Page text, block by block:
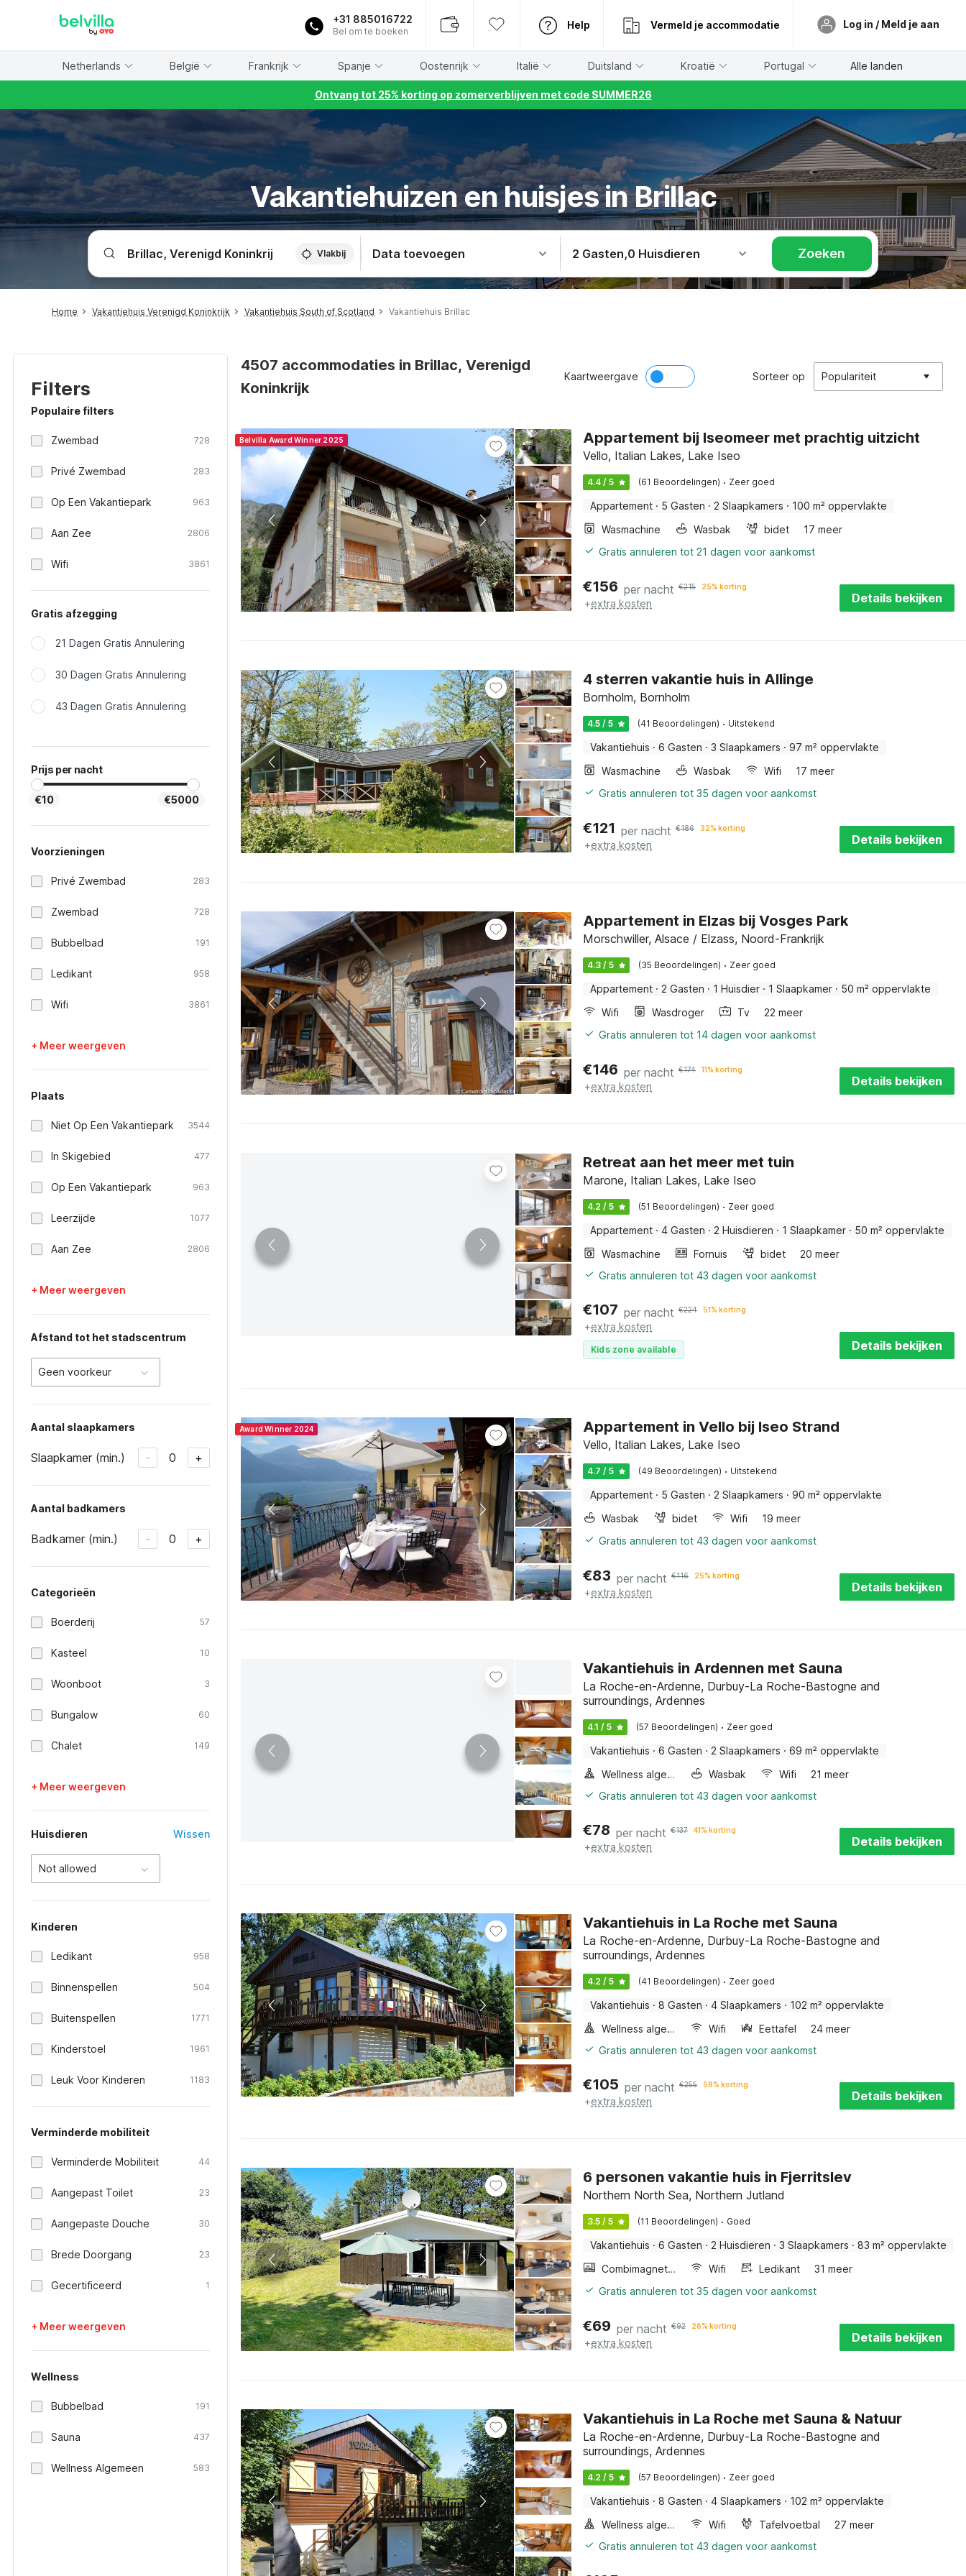
+31 885016722
Bel om te boeken
Help Vermeld je accommodatie Log in / Meld je aan
Netherlands België Frankrijk Spanje Oostenrijk Italië Duitsland Kroatië Portugal Alle landen
Ontvang tot 25% korting op zomerverblijven met code SUMMER26
Vakantiehuizen en huisjes in Brillac
Vlakbij Data toevoegen 2 Gasten,0 Huisdieren Zoeken
Home Vakantiehuis Verenigd Koninkrijk Vakantiehuis South of Scotland Vakantiehuis Brillac
Filters
Populaire filters
Zwembad 728
Privé Zwembad 283
Op Een Vakantiepark 963
Aan Zee 2806
Wifi 3861
Gratis afzegging
21 Dagen Gratis Annulering
30 Dagen Gratis Annulering
43 Dagen Gratis Annulering
Prijs per nacht
€10 €5000
Voorzieningen
Privé Zwembad 283
Zwembad 728
Bubbelbad 191
Ledikant 958
Wifi 3861
+ Meer weergeven
Plaats
Niet Op Een Vakantiepark 3544
In Skigebied 477
Op Een Vakantiepark 963
Leerzijde 1077
Aan Zee 2806
+ Meer weergeven
Afstand tot het stadscentrum
Geen voorkeur
Aantal slaapkamers
Slaapkamer (min.) - 0 +
Aantal badkamers
Badkamer (min.) - 0 +
Categorieën
Boerderij 57
Kasteel 10
Woonboot 3
Bungalow 60
Chalet 149
+ Meer weergeven
Huisdieren Wissen
Not allowed
Kinderen
Ledikant 958
Binnenspellen 504
Buitenspellen 1771
Kinderstoel 1961
Leuk Voor Kinderen 1183
Verminderde mobiliteit
Verminderde Mobiliteit 44
Aangepast Toilet 23
Aangepaste Douche 30
Brede Doorgang 23
Gecertificeerd 1
+ Meer weergeven
Wellness
Bubbelbad 191
Sauna 437
Wellness Algemeen 583
4507 accommodaties in Brillac, Verenigd
Koninkrijk
Kaartweergave Sorteer op Populariteit
Belvilla Award Winner 2025 Appartement bij Iseomeer met prachtig uitzicht
Vello, Italian Lakes, Lake Iseo
4.4 / 5 (61 Beoordelingen) · Zeer goed
Appartement · 5 Gasten · 2 Slaapkamers · 100 m² oppervlakte
Wasmachine
Wasbak bidet
17 meer
Gratis annuleren tot 21 dagen voor aankomst
€156 per nacht €215 25% korting
+extra kosten Details bekijken
4 sterren vakantie huis in Allinge
Bornholm, Bornholm
4.5 / 5 (41 Beoordelingen) · Uitstekend
Vakantiehuis · 6 Gasten · 3 Slaapkamers · 97 m² oppervlakte
Wasmachine
Wasbak Wifi
17 meer
Gratis annuleren tot 35 dagen voor aankomst
€121 per nacht €186 32% korting
+extra kosten Details bekijken
Appartement in Elzas bij Vosges Park
Morschwiller, Alsace / Elzass, Noord-Frankrijk
4.3 / 5 (35 Beoordelingen) · Zeer goed
Appartement · 2 Gasten · 1 Huisdier · 1 Slaapkamer · 50 m² oppervlakte
Wifi
Wasdroger Tv
22 meer
Gratis annuleren tot 14 dagen voor aankomst
€146 per nacht €174 11% korting
+extra kosten Details bekijken
Retreat aan het meer met tuin
Marone, Italian Lakes, Lake Iseo
4.2 / 5 (51 Beoordelingen) · Zeer goed
Appartement · 4 Gasten · 2 Huisdieren · 1 Slaapkamer · 50 m² oppervlakte
Wasmachine
Fornuis bidet
20 meer
Gratis annuleren tot 43 dagen voor aankomst
€107 per nacht €224 51% korting
+extra kosten
Kids zone available Details bekijken
Award Winner 2024 Appartement in Vello bij Iseo Strand
Vello, Italian Lakes, Lake Iseo
4.7 / 5 (49 Beoordelingen) · Uitstekend
Appartement · 5 Gasten · 2 Slaapkamers · 90 m² oppervlakte
Wasbak
bidet Wifi
19 meer
Gratis annuleren tot 43 dagen voor aankomst
€83 per nacht €116 25% korting
+extra kosten Details bekijken
Vakantiehuis in Ardennen met Sauna
La Roche-en-Ardenne, Durbuy-La Roche-Bastogne and
surroundings, Ardennes
4.1 / 5 (57 Beoordelingen) · Zeer goed
Vakantiehuis · 6 Gasten · 2 Slaapkamers · 69 m² oppervlakte
Wellness algemeen
Wasbak Wifi
21 meer
Gratis annuleren tot 43 dagen voor aankomst
€78 per nacht €137 41% korting
+extra kosten Details bekijken
Vakantiehuis in La Roche met Sauna
La Roche-en-Ardenne, Durbuy-La Roche-Bastogne and
surroundings, Ardennes
4.2 / 5 (41 Beoordelingen) · Zeer goed
Vakantiehuis · 8 Gasten · 4 Slaapkamers · 102 m² oppervlakte
Wellness algemeen
Wifi Eettafel
24 meer
Gratis annuleren tot 43 dagen voor aankomst
€105 per nacht €255 58% korting
+extra kosten Details bekijken
6 personen vakantie huis in Fjerritslev
Northern North Sea, Northern Jutland
3.5 / 5 (11 Beoordelingen) · Goed
Vakantiehuis · 6 Gasten · 2 Huisdieren · 3 Slaapkamers · 83 m² oppervlakte
Combimagnetron
Wifi Ledikant
31 meer
Gratis annuleren tot 35 dagen voor aankomst
€69 per nacht €92 26% korting
+extra kosten Details bekijken
Vakantiehuis in La Roche met Sauna & Natuur
La Roche-en-Ardenne, Durbuy-La Roche-Bastogne and
surroundings, Ardennes
4.2 / 5 (57 Beoordelingen) · Zeer goed
Vakantiehuis · 8 Gasten · 4 Slaapkamers · 102 m² oppervlakte
Wellness algemeen
Wifi Tafelvoetbal
27 meer
Gratis annuleren tot 43 dagen voor aankomst